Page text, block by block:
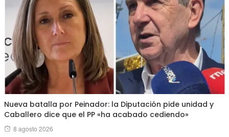
Nueva batalla por Peinador: la Diputación pide unidad y
Caballero dice que el PP «ha acabado cediendo»
Posted
8 agosto 2026